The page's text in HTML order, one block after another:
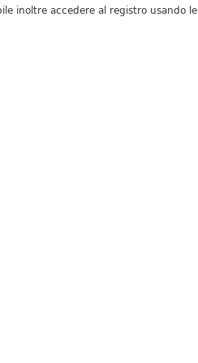
inoltre accedere al registro usando le